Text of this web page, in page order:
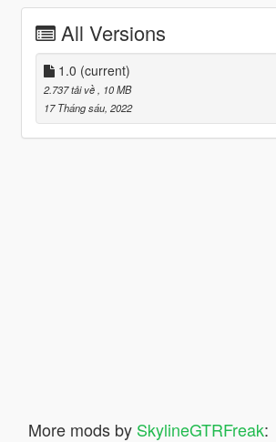
All Versions
1.0 (current)
2.737 tải về
, 10 MB
17 Tháng sáu, 2022
More mods by SkylineGTRFreak: